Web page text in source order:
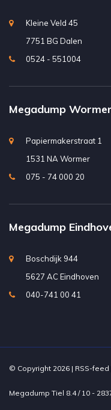
Kleine Veld 45
7751 BG Dalen
0524 - 551004
Megadump Wormer
Papiermakerstraat 1
1531 NA Wormer
075 - 74 000 20
Megadump
Boschdijk 944
5627 AC Eindhoven
040-741 00 41
© Copyright 2026 | RSS-feed
Megadump Tiel 8.4/ 10 -